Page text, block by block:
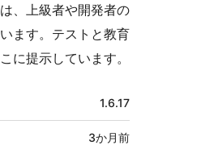
、上級者や開発者の
ます。テストと教育
に提示しています。
1.6.17
3か月前